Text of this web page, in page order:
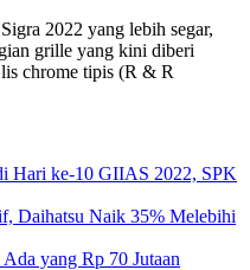
2022 yang lebih segar,
grille yang kini diberi
chrome tipis (R & R
Hari ke-10 GIIAS 2022, SPK
Daihatsu Naik 35% Melebihi
yang Rp 70 Jutaan